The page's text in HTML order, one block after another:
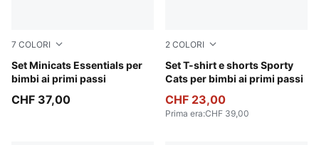
7 COLORI
Set Minicats Essentials per
bimbi ai primi passi
Chambray Blue
CHF 37,00
2 COLORI
Set T-shirt e shorts Sporty
Cats per bimbi ai primi passi
Vibrant Green
CHF 23,00
Prima era:CHF 39,00